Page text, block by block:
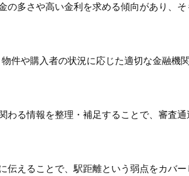
の多さや高い金利を求める傾向があり、そ
件や購入者の状況に応じた適切な金融機
わる情報を整理・補足することで、審査通
伝えることで、駅距離という弱点をカバー